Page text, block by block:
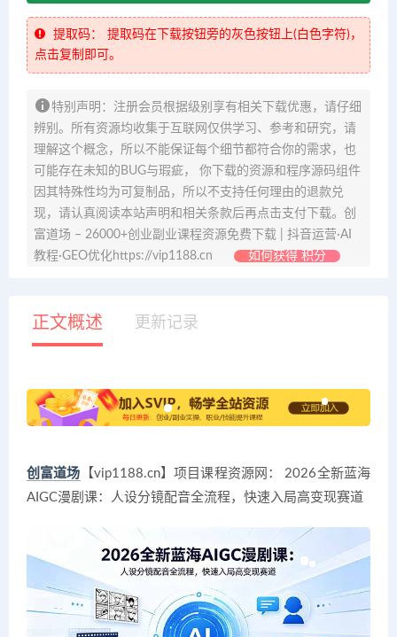
提取码：
提取码在下载按钮旁的灰色按钮上(白色字符)，
点击复制即可。
特别声明：注册会员根据级别享有相关下载优惠，请仔细
辨别。所有资源均收集于互联网仅供学习、参考和研究，请
理解这个概念，所以不能保证每个细节都符合你的需求，也
可能存在未知的BUG与瑕疵， 你下载的资源和程序源码组件
因其特殊性均为可复制品，所以不支持任何理由的退款兑
现，请认真阅读本站声明和相关条款后再点击支付下载。创
富道场 – 26000+创业副业课程资源免费下载 | 抖音运营·AI
教程·GEO优化https://vip1188.cn
如何获得 积分
正文概述 更新记录
创富道场 【vip1188.cn】项目课程资源网： 2026全新蓝海
AIGC漫剧课：人设分镜配音全流程，快速入局高变现赛道